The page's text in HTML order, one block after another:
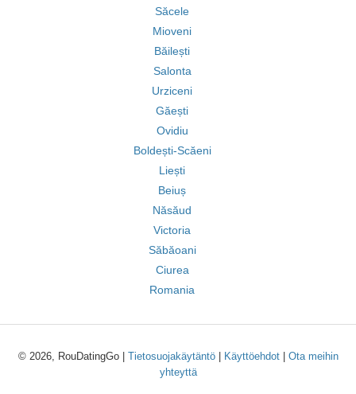
Săcele
Mioveni
Băilești
Salonta
Urziceni
Găești
Ovidiu
Boldești-Scăeni
Liești
Beiuș
Năsăud
Victoria
Săbăoani
Ciurea
Romania
© 2026, RouDatingGo | Tietosuojakäytäntö| Käyttöehdot| Ota meihin
yhteyttä